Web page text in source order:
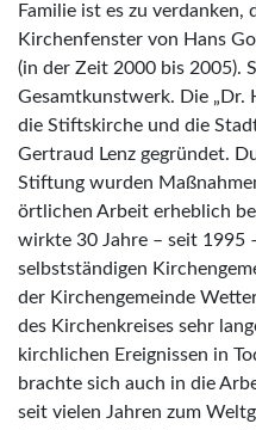
Familie ist es zu verdanken,
Kirchenfenster von Hans
(in der Zeit 2000 bis 2005).
Gesamtkunstwerk. Die „Dr.
die Stiftskirche und die
Gertraud Lenz gegründet.
Stiftung wurden
örtlichen Arbeit erheblich
wirkte 30 Jahre – seit 1995
selbstständigen
der Kirchengemeinde
des Kirchenkreises sehr
kirchlichen Ereignissen in
brachte sich auch in die
seit vielen Jahren zum